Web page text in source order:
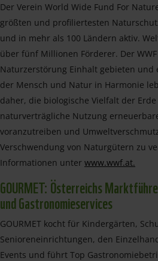
Der Verein World Wide Fund For
größten und profiliertesten
und in mehr als 100 Ländern aktiv.
über fünf Millionen Förderer. Der
Naturzerstörung Einhalt gebieten und
der Mensch und Natur in Harmonie
daher, die biologische Vielfalt der
naturverträgliche Nutzung
voranzutreiben und
Verschwendung von Naturgütern zu
Informationen unter www.wwf.at.
GOURMET: Österreichs
und Gastronomieservices
GOURMET kocht für Kindergärten,
Senioreneinrichtungen, den
Events und führt Top